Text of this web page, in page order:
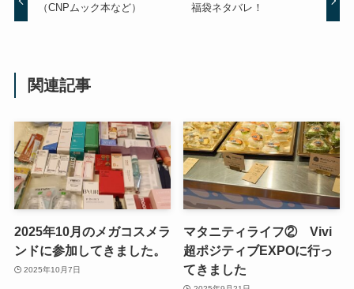
（CNPムック本など）
福袋ネタバレ！
関連記事
2025年10月のメガコスメラ
ンドに参加してきました。
2025年10月7日
マタニティライフ② Vivi
超ポジティブEXPOに行っ
てきました